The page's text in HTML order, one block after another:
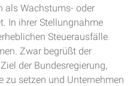
als Wachstums- oder
In ihrer Stellungnahme
Steuerausfälle
Zwar begrüßt der
der Bundesregierung,
setzen und Unternehmen